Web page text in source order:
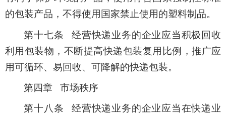
的包装产品，不得使用国家禁止使用的塑料制品。
第十七条 经营快递业务的企业应当积极回收
利用包装物，不断提高快递包装复用比例，推广应
用可循环、易回收、可降解的快递包装。
第四章 市场秩序
第十八条 经营快递业务的企业应当在快递业